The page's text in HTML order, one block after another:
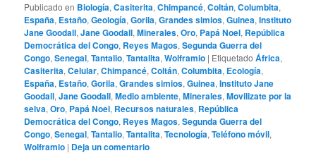
Publicado en Biología,Casiterita,Chimpancé,Coltán,Columbita,
España, Estaño,Geología,Gorila,Grandes simios,Guinea,Instituto
Jane Goodall,Jane Goodall,Minerales,Oro, Papá Noel, República
Democrática del Congo, Reyes Magos,Segunda Guerra del
Congo,Senegal,Tantalio,Tantalita,Wolframio | Etiquetado África,
Casiterita,Celular,Chimpancé,Coltán,Columbita, Ecología,
España, Estaño,Gorila,Grandes simios,Guinea,Instituto Jane
Goodall,Jane Goodall,Medio ambiente,Minerales,Movilizate por la
selva,Oro, Papá Noel, Recursos naturales, República
Democrática del Congo, Reyes Magos,Segunda Guerra del
Congo,Senegal,Tantalio,Tantalita,Tecnología,Teléfono móvil,
Wolframio | Deja un comentario